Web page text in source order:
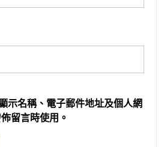
示名稱、電子郵件地址及個人網
留言時使用。